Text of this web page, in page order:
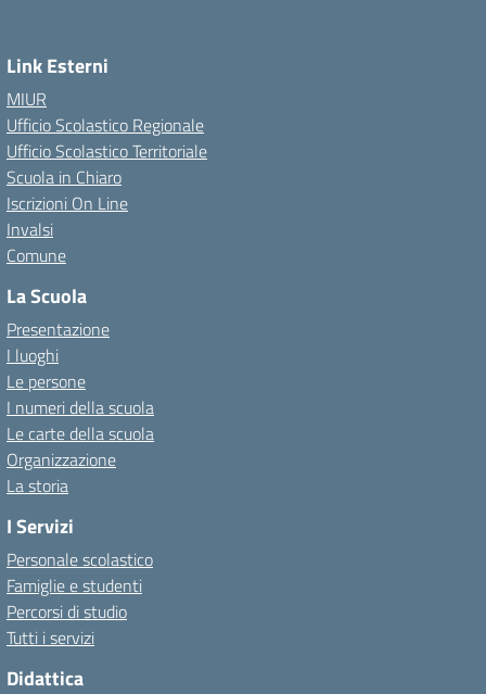
Link Esterni
MIUR
Ufficio Scolastico Regionale
Ufficio Scolastico Territoriale
Scuola in Chiaro
Iscrizioni On Line
Invalsi
Comune
La Scuola
Presentazione
I luoghi
Le persone
I numeri della scuola
Le carte della scuola
Organizzazione
La storia
I Servizi
Personale scolastico
Famiglie e studenti
Percorsi di studio
Tutti i servizi
Didattica